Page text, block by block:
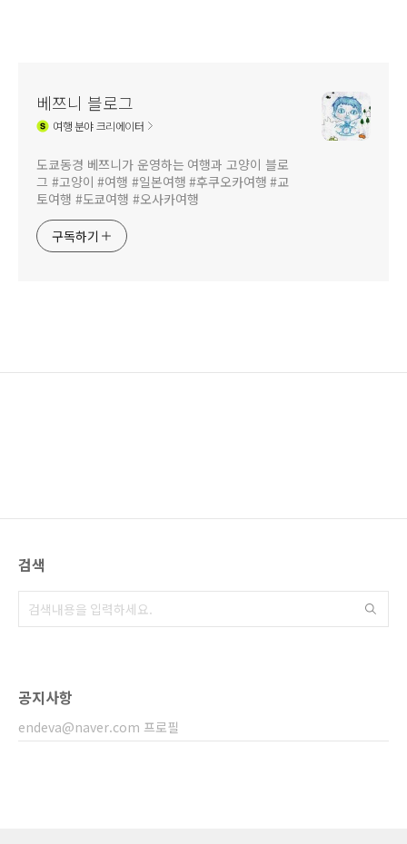
베쯔니 블로그
여행분야 크리에이터
도쿄동경 베쯔니가 운영하는 여행과 고양이 블로
그 #고양이 #여행 #일본여행 #후쿠오카여행 #교
토여행 #도쿄여행 #오사카여행
구독하기
검색
공지사항
endeva@naver.com 프로필